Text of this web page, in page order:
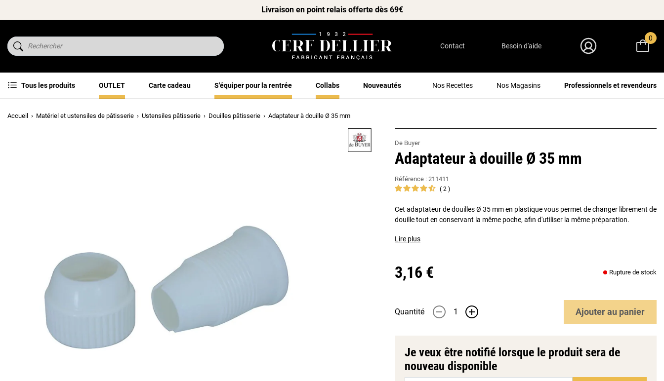
Livraison en point relais offerte dès 69€
Contact Besoin d'aide
0
Tous les produits OUTLET Carte cadeau S'équiper pour la rentrée Collabs Nouveautés Nos Recettes Nos Magasins Professionnels et revendeurs
Accueil Matériel et ustensiles de pâtisserie Ustensiles pâtisserie Douilles pâtisserie Adaptateur à douille Ø 35 mm
De Buyer
Adaptateur à douille Ø 35 mm
Référence : 211411
2
Cet adaptateur de douilles Ø 35 mm en plastique vous permet de changer librement de
douille tout en conservant la même poche, afin d'utiliser la même préparation.
Lire plus
3,16 € Rupture de stock
Quantité - + Ajouterau panier
Je veux être notifié lorsque le produit sera de
nouveau disponible